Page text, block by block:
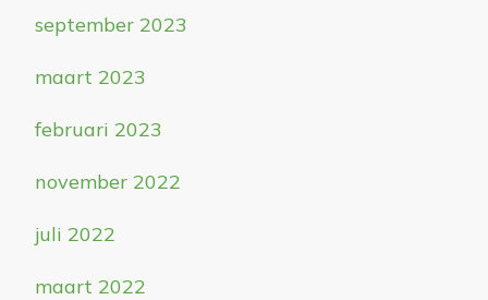
september 2023
maart 2023
februari 2023
november 2022
juli 2022
maart 2022